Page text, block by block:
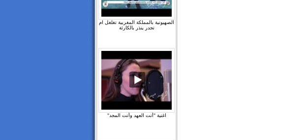
الصهيونية بالمملكة المغربية تغلغل ام
تجدر ينذر بالكارثة
اغنية "أنت العهد وأنت المجد"